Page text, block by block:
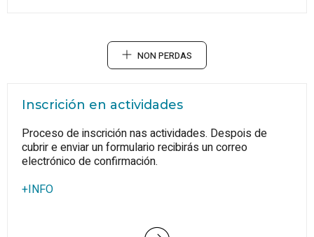
NON PERDAS
Inscrición en actividades
Proceso de inscrición nas actividades. Despois de
cubrir e enviar un formulario recibirás un correo
electrónico de confirmación.
+INFO